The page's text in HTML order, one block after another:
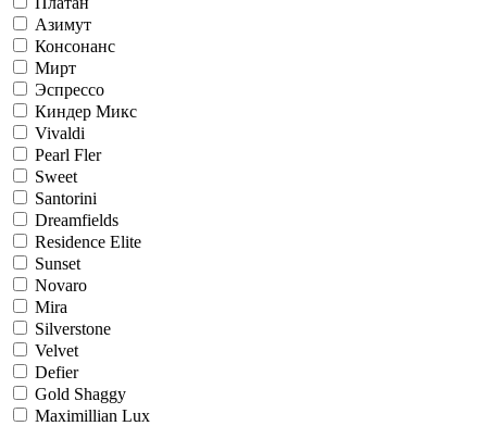
Азимут
Консонанс
Мирт
Эспрессо
Киндер Микс
Vivaldi
Pearl Fler
Sweet
Santorini
Dreamfields
Residence Elite
Sunset
Novaro
Mira
Silverstone
Velvet
Defier
Gold Shaggy
Maximillian Lux